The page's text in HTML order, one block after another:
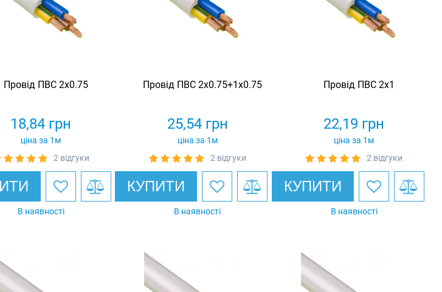
Провід ПВС 2х0.75
18,84 грн
ціна за 1м
2 відгуки
В наявності
Провід ПВС 2х0.75+1х0.75
25,54грн
ціна за 1м
2 відгуки
КУПИТИ
В наявності
Провід ПВС 2х1
22,19 грн
ціна за 1м
2 відгуки
КУПИТИ
В наявності